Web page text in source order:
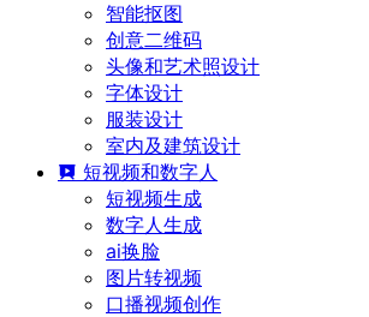
智能抠图
创意二维码
头像和艺术照设计
字体设计
服装设计
室内及建筑设计
短视频和数字人
短视频生成
数字人生成
ai换脸
图片转视频
口播视频创作